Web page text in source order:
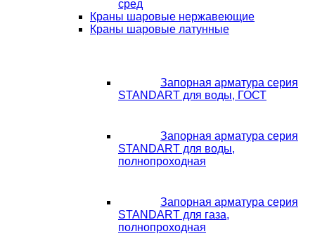
сред
Краны шаровые нержавеющие
Краны шаровые латунные
Запорная арматура серия
STANDART для воды, ГОСТ
Запорная арматура серия
STANDART для воды,
полнопроходная
Запорная арматура серия
STANDART для газа,
полнопроходная